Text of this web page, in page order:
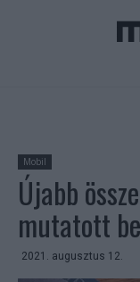
Mobil
Újabb
mutatott
2021. augusztus 12.